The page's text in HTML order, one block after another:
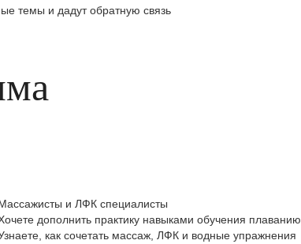
темы и дадут обратную связь
и ЛФК специалисты
дополнить практику навыками обучения плаванию
как сочетать массаж, ЛФК и водные упражнения